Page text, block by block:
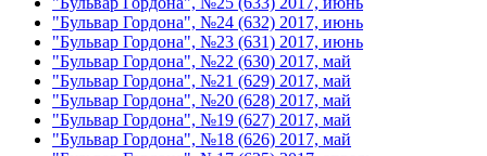
"Бульвар Гордона", №24 (632) 2017, июнь
"Бульвар Гордона", №23 (631) 2017, июнь
"Бульвар Гордона", №22 (630) 2017, май
"Бульвар Гордона", №21 (629) 2017, май
"Бульвар Гордона", №20 (628) 2017, май
"Бульвар Гордона", №19 (627) 2017, май
"Бульвар Гордона", №18 (626) 2017, май